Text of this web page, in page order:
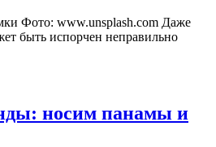
Фото: www.unsplash.com Даже
быть испорчен неправильно
носим панамы и